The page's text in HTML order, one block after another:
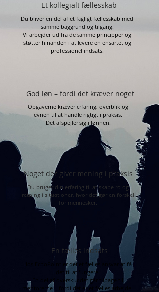
Et kollegialt fællesskab
Du bliver en del af et fagligt fællesskab med
samme baggrund og tilgang.
Vi arbejder ud fra de samme principper og
støtter hinanden i at levere en ensartet og
professionel indsats.
God løn – fordi det kræver noget
Opgaverne kræver erfaring, overblik og
evnen til at handle rigtigt i praksis.
Det afspejler sig i lønnen.
Noget der giver mening i praksis
Du bruger din erfaring til at skabe ro og
retning i situationer, hvor det gør en forskel
for mennesker.
En fælles indsats
Hos EchoPoint er det et fælles ansvar at få
det til at fungere.
En del af overskuddet går tilbage til
mentorerne – fordi det er et fælles arbejde.